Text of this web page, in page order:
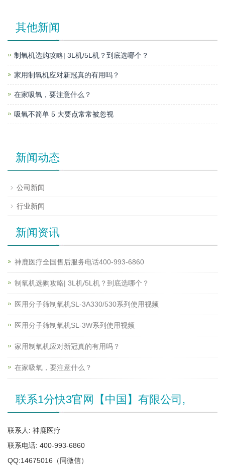
其他新闻
制氧机选购攻略| 3L机/5L机？到底选哪个？
家用制氧机应对新冠真的有用吗？
在家吸氧，要注意什么？
吸氧不简单 5 大要点常常被忽视
新闻动态
公司新闻
行业新闻
新闻资讯
神鹿医疗全国售后服务电话400-993-6860
制氧机选购攻略| 3L机/5L机？到底选哪个？
医用分子筛制氧机SL-3A330/530系列使用视频
医用分子筛制氧机SL-3W系列使用视频
家用制氧机应对新冠真的有用吗？
在家吸氧，要注意什么？
联系1分快3官网【中国】有限公司,
联系人: 神鹿医疗
联系电话: 400-993-6860
QQ:14675016（同微信）